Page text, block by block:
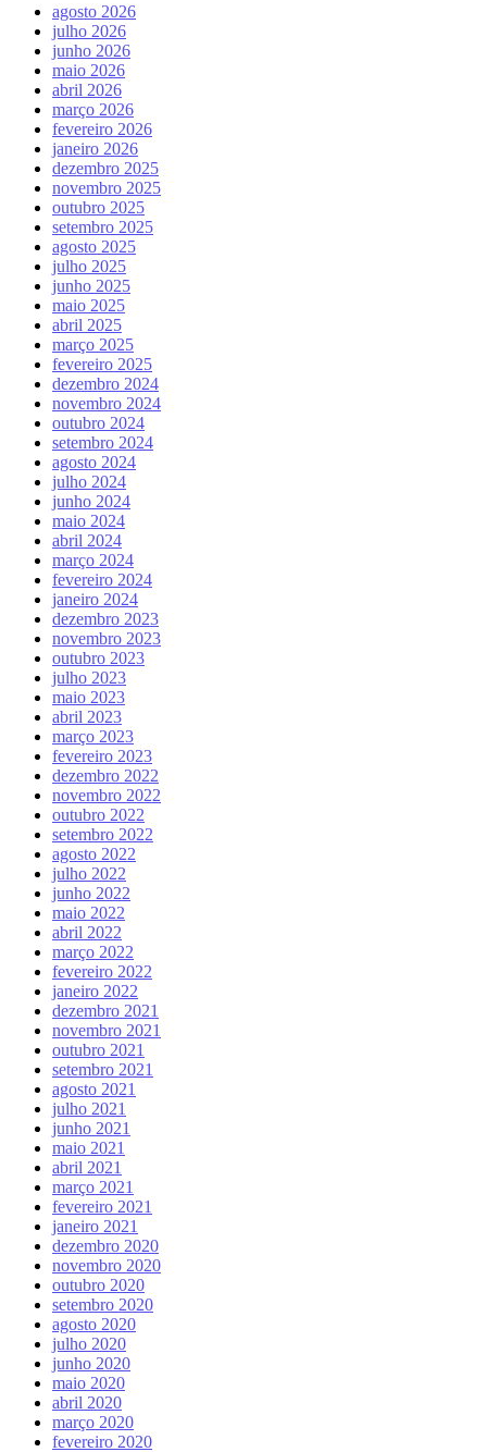
agosto 2026
julho 2026
junho 2026
maio 2026
abril 2026
março 2026
fevereiro 2026
janeiro 2026
dezembro 2025
novembro 2025
outubro 2025
setembro 2025
agosto 2025
julho 2025
junho 2025
maio 2025
abril 2025
março 2025
fevereiro 2025
dezembro 2024
novembro 2024
outubro 2024
setembro 2024
agosto 2024
julho 2024
junho 2024
maio 2024
abril 2024
março 2024
fevereiro 2024
janeiro 2024
dezembro 2023
novembro 2023
outubro 2023
julho 2023
maio 2023
abril 2023
março 2023
fevereiro 2023
dezembro 2022
novembro 2022
outubro 2022
setembro 2022
agosto 2022
julho 2022
junho 2022
maio 2022
abril 2022
março 2022
fevereiro 2022
janeiro 2022
dezembro 2021
novembro 2021
outubro 2021
setembro 2021
agosto 2021
julho 2021
junho 2021
maio 2021
abril 2021
março 2021
fevereiro 2021
janeiro 2021
dezembro 2020
novembro 2020
outubro 2020
setembro 2020
agosto 2020
julho 2020
junho 2020
maio 2020
abril 2020
março 2020
fevereiro 2020